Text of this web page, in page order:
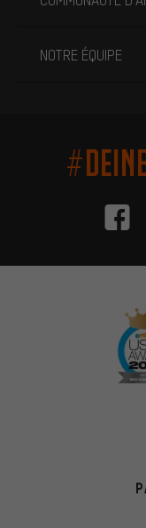
NOTRE ÉQUIPE